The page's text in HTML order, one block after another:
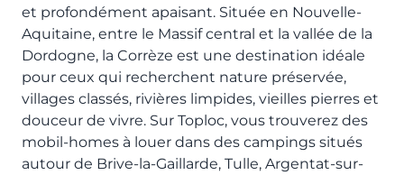
et profondément apaisant. Située en Nouvelle-
Aquitaine, entre le Massif central et la vallée de la
Dordogne, la Corrèze est une destination idéale
pour ceux qui recherchent nature préservée,
villages classés, rivières limpides, vieilles pierres et
douceur de vivre. Sur Toploc, vous trouverez des
mobil-homes à louer dans des campings situés
autour de Brive-la-Gaillarde, Tulle, Argentat-sur-